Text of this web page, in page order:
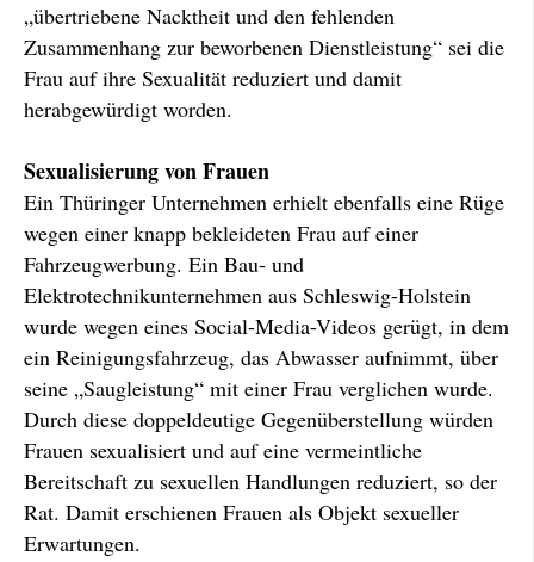
„übertriebene Nacktheit und den fehlenden
Zusammenhang zur beworbenen Dienstleistung“ sei die
Frau auf ihre Sexualität reduziert und damit
herabgewürdigt worden.
Sexualisierung von Frauen
Ein Thüringer Unternehmen erhielt ebenfalls eine Rüge
wegen einer knapp bekleideten Frau auf einer
Fahrzeugwerbung. Ein Bau- und
Elektrotechnikunternehmen aus Schleswig-Holstein
wurde wegen eines Social-Media-Videos gerügt, in dem
ein Reinigungsfahrzeug, das Abwasser aufnimmt, über
seine „Saugleistung“ mit einer Frau verglichen wurde.
Durch diese doppeldeutige Gegenüberstellung würden
Frauen sexualisiert und auf eine vermeintliche
Bereitschaft zu sexuellen Handlungen reduziert, so der
Rat. Damit erschienen Frauen als Objekt sexueller
Erwartungen.